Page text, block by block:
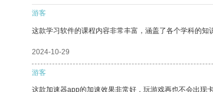
游客
这款学习软件的课程内容非常丰富，涵盖了各个学科的知
2024-10-29
游客
这款加速器app的加速效果非常好，玩游戏再也不会出现